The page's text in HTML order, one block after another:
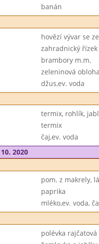
banán
hovězí vývar se
zahradnický řízek
brambory m.m.
zeleninová
džus,ev. voda
termix, rohlík,
termix
čaj,ev. voda
2020
pom. z makrely,
paprika
mléko,ev. voda,
polévka